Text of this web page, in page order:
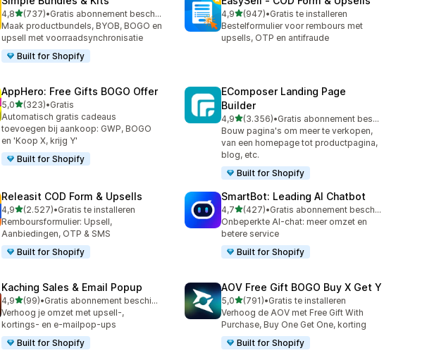
4,8van 5 sterren
(737)
737 recensies in totaal
•
Gratis abonnement beschikbaar
Maak productbundels, BYOB, BOGO en
upsell met voorraadsynchronisatie
Built for Shopify
4,9van 5 sterren
(947)
947 recensies in totaal
•Gratis te installeren
Bestelformulier voor rembours met
upsells, OTP en antifraude
AppHero: Free Gifts BOGO Offer
5,0van 5 sterren
(323)
323 recensies in totaal
•Gratis
Automatisch gratis cadeaus
toevoegen bij aankoop: GWP, BOGO
en 'Koop X, krijg Y'
Built for Shopify
EComposer Landing Page
Builder
4,9van 5 sterren
(3.356)
3356 recensies in totaal
•
Gratis abonnement beschikbaar
Bouw pagina's om meer te verkopen,
van een homepage tot productpagina,
blog, etc.
Built for Shopify
Releasit COD Form & Upsells
4,9van 5 sterren
(2.527)
2527 recensies in totaal
•Gratis te installeren
Remboursformulier: Upsell,
Aanbiedingen, OTP & SMS
Built for Shopify
SmartBot: Leading AI Chatbot
4,7van 5 sterren
(427)
427 recensies in totaal
•
Gratis abonnement beschikbaar
Onbeperkte AI-chat: meer omzet en
betere service
Built for Shopify
Kaching Sales & Email Popup
4,9van 5 sterren
(99)
99 recensies in totaal
•
Gratis abonnement beschikbaar
Verhoog je omzet met upsell-,
kortings- en e-mailpop-ups
Built for Shopify
AOV Free Gift BOGO Buy X Get Y
5,0van 5 sterren
(791)
791 recensies in totaal
•Gratis te installeren
Verhoog de AOV met Free Gift With
Purchase, Buy One Get One, korting
Built for Shopify